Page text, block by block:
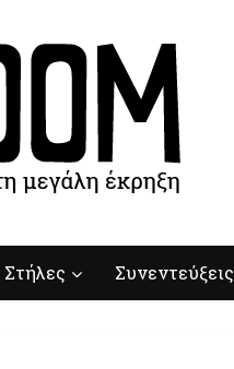
Στήλες Συνεντεύξεις